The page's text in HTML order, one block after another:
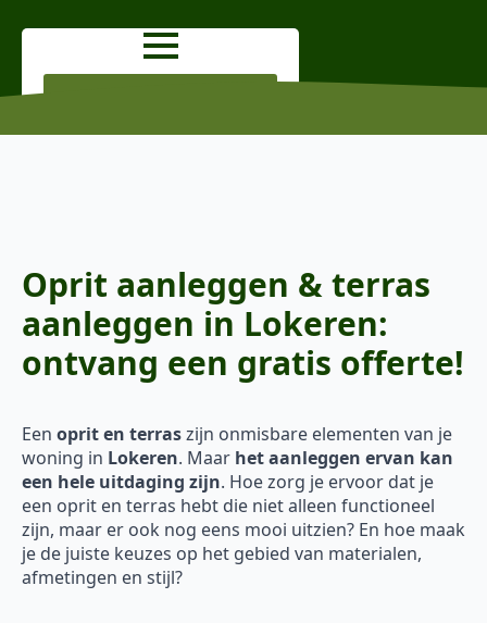
Oprit aanleggen & terras
aanleggen in Lokeren:
ontvang een gratis offerte!
Een oprit en terraszijn onmisbare elementen van je
woning in Lokeren. Maar het aanleggen ervan kan
een hele uitdaging zijn. Hoe zorg je ervoor dat je
een oprit en terras hebt die niet alleen functioneel
zijn, maar er ook nog eens mooi uitzien? En hoe maak
je de juiste keuzes op het gebied van materialen,
afmetingen en stijl?